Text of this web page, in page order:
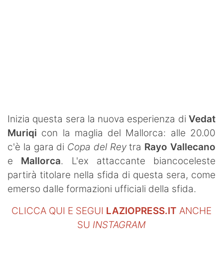
Contatti
Inizia questa sera la nuova esperienza di Vedat
Muriqi con la maglia del Mallorca: alle 20.00
c'è la gara di Copa del Reytra Rayo Vallecano
e Mallorca. L'ex attaccante biancoceleste
partirà titolare nella sfida di questa sera, come
emerso dalle formazioni ufficiali della sfida.
CLICCA QUI E SEGUI LAZIOPRESS.IT ANCHE
SU INSTAGRAM